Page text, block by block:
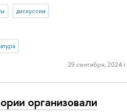
дискуссии
29 сентября, 2024 г.
организовали